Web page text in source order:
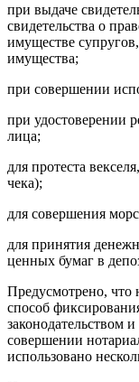
при выдаче
свидетельства о
имуществе
имущества;
при совершении
при удостоверении
лица;
для протеста
чека);
для совершения
для принятия
ценных бумаг в
Предусмотрено, что
способ
законодательством
совершении
использовано